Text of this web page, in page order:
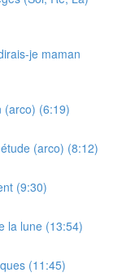
je maman
(arco) (6:19)
(arco) (8:12)
(9:30)
la lune (13:54)
(11:45)